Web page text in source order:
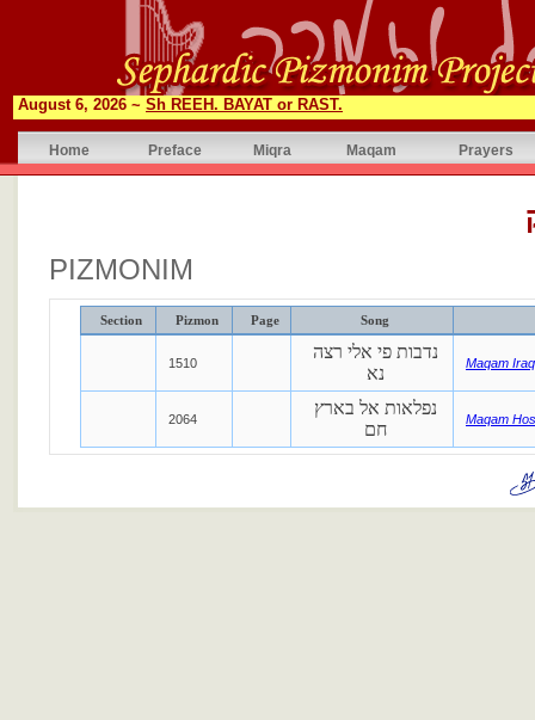
August 6, 2026 ~ Sh REEH. BAYAT or RAST.
Home Preface Miqra Maqam Prayers
PIZMONIM
Section Pizmon Page Song
1510
נדבות פי אלי רצה
נא
Maqam Iraq
2064
נפלאות אל בארץ
חם
Maqam